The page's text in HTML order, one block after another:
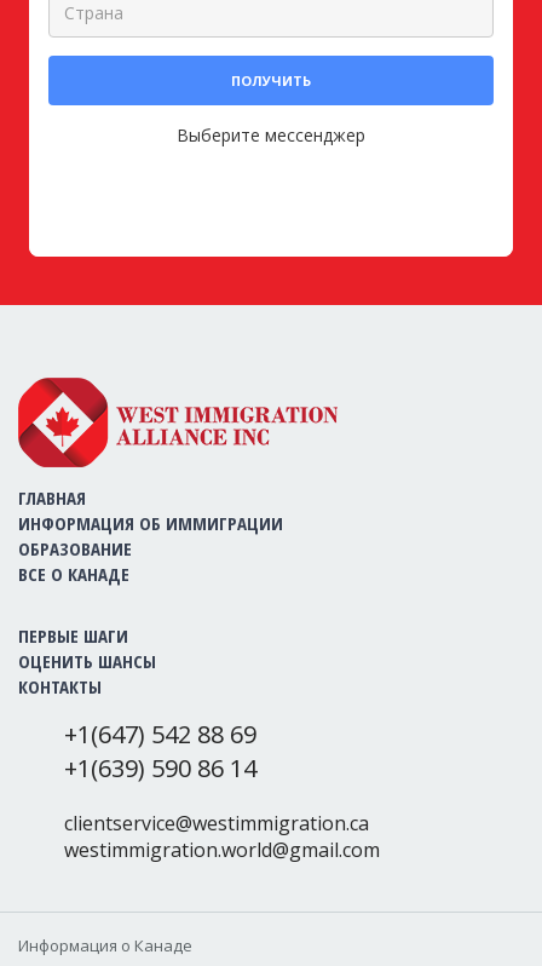
ПОЛУЧИТЬ
Выберите мессенджер
ГЛАВНАЯ
ИНФОРМАЦИЯ ОБ ИММИГРАЦИИ
ОБРАЗОВАНИЕ
ВСЕ О КАНАДЕ
ПЕРВЫЕ ШАГИ
ОЦЕНИТЬ ШАНСЫ
КОНТАКТЫ
+1(647) 542 88 69
+1(639) 590 86 14
clientservice@westimmigration.ca
westimmigration.world@gmail.com
Информация о Канаде